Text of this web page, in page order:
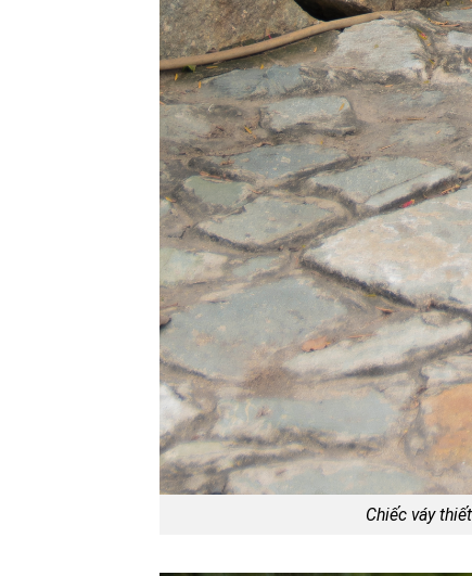
Chiếc váy